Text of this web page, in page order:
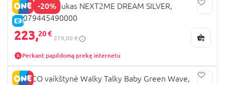
-20%
E-KAINA
CHICCO lopšiukas NEXT2ME DREAM SILVER,
07079445490000
223,20 €
279,00 €
Perkant papildomą prekę internetu
CHICCO vaikštynė Walky Talky Baby Green Wave,